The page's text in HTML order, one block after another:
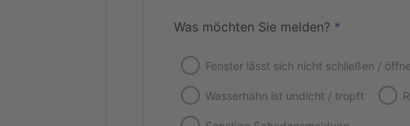
Was möch­ten Sie mel­den? *
Fens­ter lässt sich nicht schlie­ßen /
Was­ser­hahn ist undicht / tropft